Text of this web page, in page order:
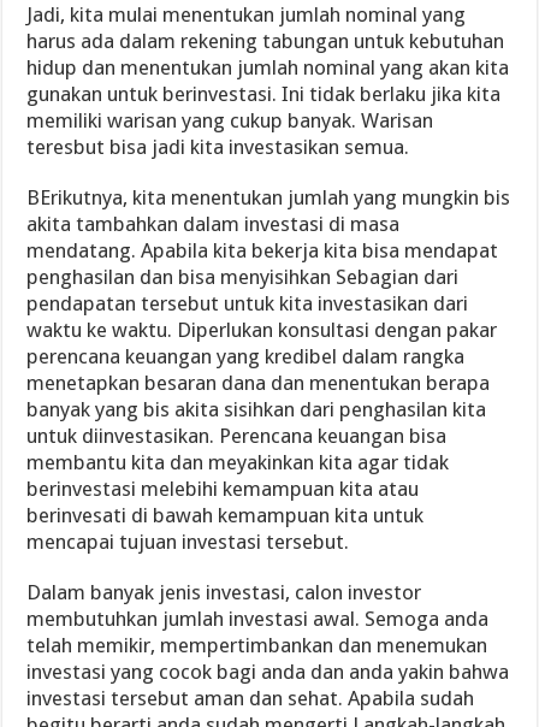
Jadi, kita mulai menentukan jumlah nominal yang
harus ada dalam rekening tabungan untuk kebutuhan
hidup dan menentukan jumlah nominal yang akan kita
gunakan untuk berinvestasi. Ini tidak berlaku jika kita
memiliki warisan yang cukup banyak. Warisan
teresbut bisa jadi kita investasikan semua.
BErikutnya, kita menentukan jumlah yang mungkin bis
akita tambahkan dalam investasi di masa
mendatang. Apabila kita bekerja kita bisa mendapat
penghasilan dan bisa menyisihkan Sebagian dari
pendapatan tersebut untuk kita investasikan dari
waktu ke waktu. Diperlukan konsultasi dengan pakar
perencana keuangan yang kredibel dalam rangka
menetapkan besaran dana dan menentukan berapa
banyak yang bis akita sisihkan dari penghasilan kita
untuk diinvestasikan. Perencana keuangan bisa
membantu kita dan meyakinkan kita agar tidak
berinvestasi melebihi kemampuan kita atau
berinvesati di bawah kemampuan kita untuk
mencapai tujuan investasi tersebut.
Dalam banyak jenis investasi, calon investor
membutuhkan jumlah investasi awal. Semoga anda
telah memikir, mempertimbankan dan menemukan
investasi yang cocok bagi anda dan anda yakin bahwa
investasi tersebut aman dan sehat. Apabila sudah